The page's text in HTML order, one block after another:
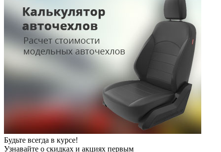
Будьте всегда в курсе!
Узнавайте о скидках и акциях первым